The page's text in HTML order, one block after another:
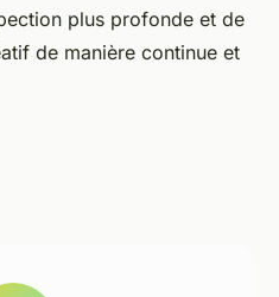
plus profonde et de
de manière continue et